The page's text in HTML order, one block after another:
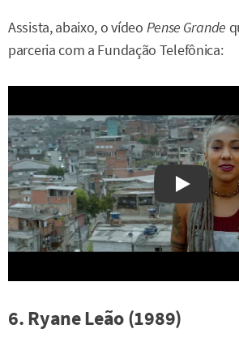
Assista, abaixo, o vídeo Pense Grande
parceria com a Fundação Telefônica:
Watch on
6. Ryane Leão (1989)